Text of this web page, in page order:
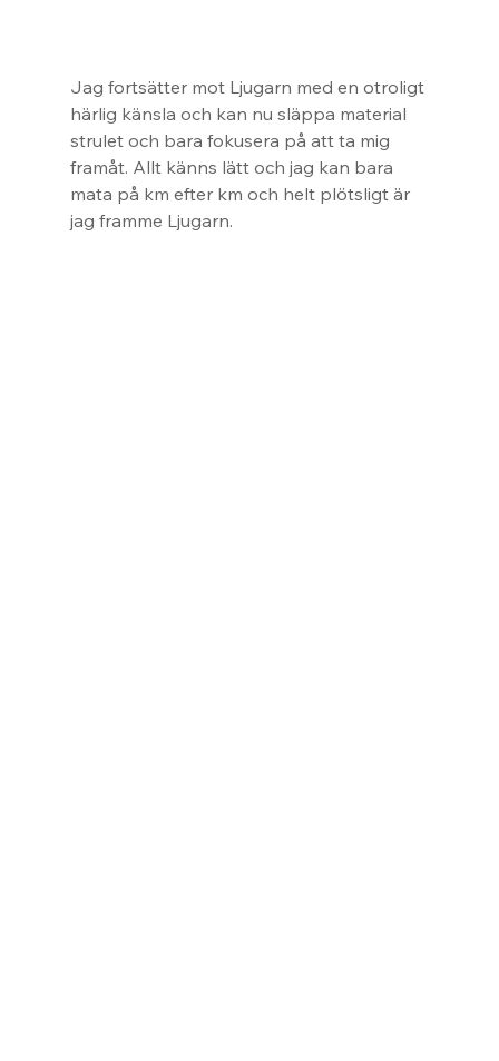
Jag fortsätter mot Ljugarn med en otroligt
härlig känsla och kan nu släppa material
strulet och bara fokusera på att ta mig
framåt. Allt känns lätt och jag kan bara
mata på km efter km och helt plötsligt är
jag framme Ljugarn.